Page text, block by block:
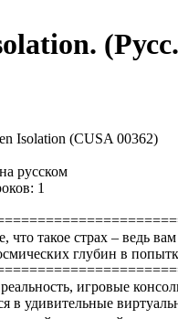
Isolation (CUSA 00362)
русском
1
что такое страх – ведь
глубин в
игровые
в удивительные